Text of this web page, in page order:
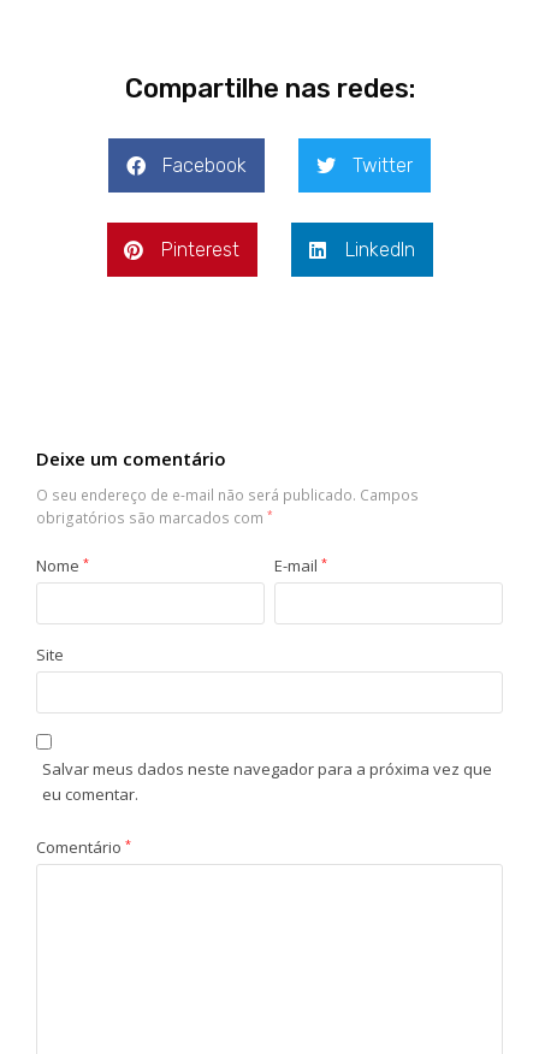
Compartilhe nas redes:
Facebook Twitter
Pinterest LinkedIn
Deixe um comentário
O seu endereço de e-mail não será publicado. Campos
obrigatórios são marcados com *
Nome * E-mail *
Site
Salvar meus dados neste navegador para a próxima vez que
eu comentar.
Comentário *